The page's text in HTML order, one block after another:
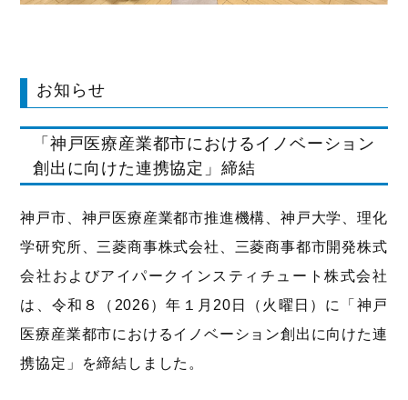
お知らせ
「神戸医療産業都市におけるイノベーション
創出に向けた連携協定」締結
神戸市、神戸医療産業都市推進機構、神戸大学、理化
学研究所、三菱商事株式会社、三菱商事都市開発株式
会社およびアイパークインスティチュート株式会社
は、令和８（2026）年１月20日（火曜日）に「神戸
医療産業都市におけるイノベーション創出に向けた連
携協定」を締結しました。